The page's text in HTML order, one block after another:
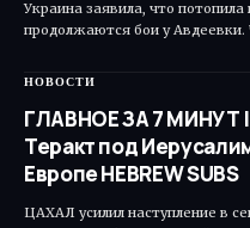
Украина заявила, что
продолжаются бои у
НОВОСТИ
ГЛАВНОЕ ЗА 7 МИНУТ |
Теракт под
Европе HEBREW SUBS
ЦАХАЛ усилил наступление в